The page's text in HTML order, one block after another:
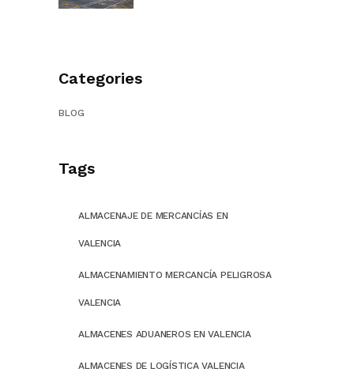
Categories
BLOG
Tags
ALMACENAJE DE MERCANCÍAS EN
VALENCIA
ALMACENAMIENTO MERCANCÍA PELIGROSA
VALENCIA
ALMACENES ADUANEROS EN VALENCIA
ALMACENES DE LOGÍSTICA VALENCIA